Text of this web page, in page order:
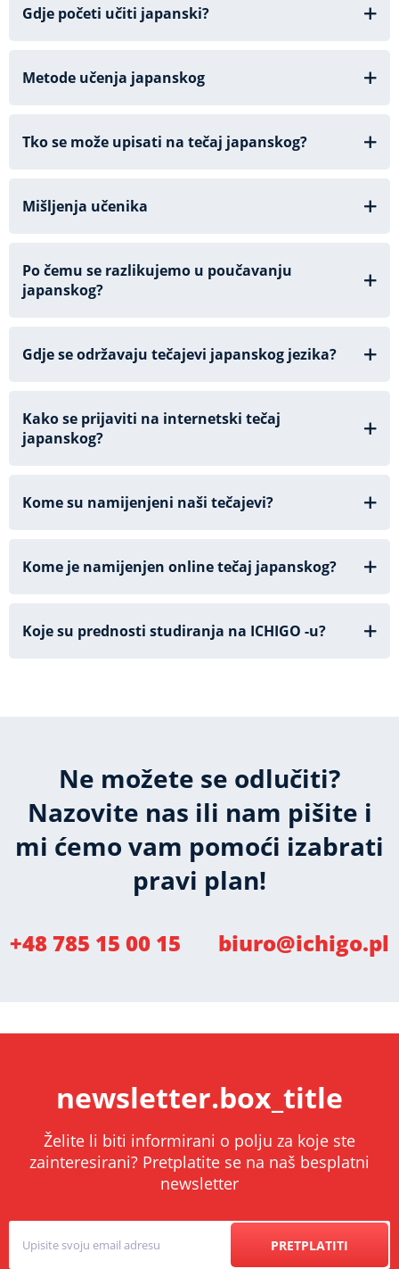
Gdje početi učiti japanski?
Metode učenja japanskog
Tko se može upisati na tečaj japanskog?
Mišljenja učenika
Po čemu se razlikujemo u poučavanju
japanskog?
Gdje se održavaju tečajevi japanskog jezika?
Kako se prijaviti na internetski tečaj
japanskog?
Kome su namijenjeni naši tečajevi?
Kome je namijenjen online tečaj japanskog?
Koje su prednosti studiranja na ICHIGO -u?
Ne možete se odlučiti?
Nazovite nas ili nam pišite i
mi ćemo vam pomoći izabrati
pravi plan!
+48 785 15 00 15 biuro@ichigo.pl
newsletter.box_title
Želite li biti informirani o polju za koje ste
zainteresirani? Pretplatite se na naš besplatni
newsletter
PRETPLATITI